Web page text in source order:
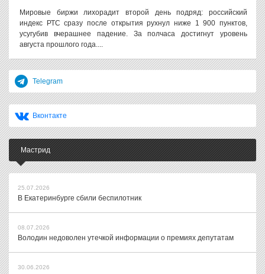
Мировые биржи лихорадит второй день подряд: российский
индекс РТС сразу после открытия рухнул ниже 1 900 пунктов,
усугубив вчерашнее падение. За полчаса достигнут уровень
августа прошлого года....
Telegram
Вконтакте
Мастрид
25.07.2026
В Екатеринбурге сбили беспилотник
08.07.2026
Володин недоволен утечкой информации о премиях депутатам
30.06.2026